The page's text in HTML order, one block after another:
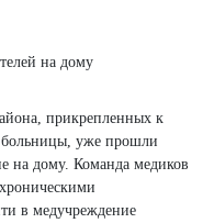
прикрепленных к
больницы, уже прошли
на дому. Команда медиков
в медучреждение